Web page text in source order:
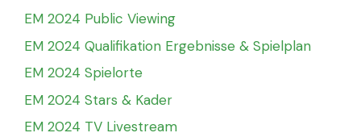
EM 2024 Public Viewing
EM 2024 Qualifikation Ergebnisse & Spielplan
EM 2024 Spielorte
EM 2024 Stars & Kader
EM 2024 TV Livestream